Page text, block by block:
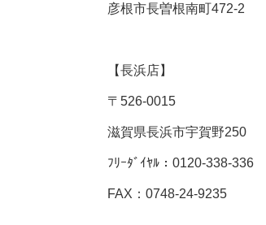
彦根市長曽根南町472-2
【長浜店】
〒 526-0015
滋賀県長浜市宇賀野250
ﾌﾘｰﾀﾞｲﾔﾙ： 0120-338-336
FAX： 0748-24-9235